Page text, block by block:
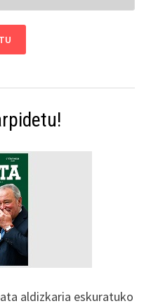
aldizkaria eskuratuko